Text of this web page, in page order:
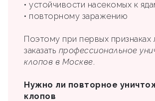
• устойчивости насекомых к
• повторному заражению
Поэтому при первых признаках
заказать профессиональное
клопов в Москве.
Нужно ли повторное
клопов